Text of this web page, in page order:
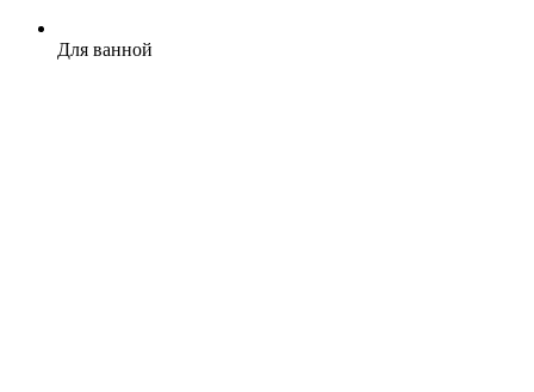
Для ванной